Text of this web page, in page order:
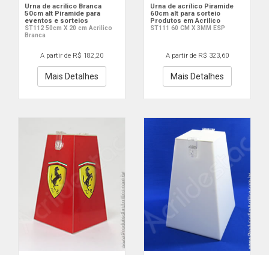
Urna de acrilico Branca
50cm alt Piramide para
eventos e sorteios
ST112 50cm X 20 cm Acrilico
Branca
A partir de R$ 182,20
Mais Detalhes
Urna de acrílico Piramide
60cm alt para sorteio
Produtos em Acrilico
ST111 60 CM X 3MM ESP
A partir de R$ 323,60
Mais Detalhes